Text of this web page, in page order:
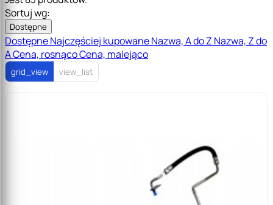
Sortuj wg:
Dostępne
DostępneNajczęściej kupowaneNazwa, A do Z Nazwa, Z do
ACena, rosnącoCena, malejąco
grid_view view_list